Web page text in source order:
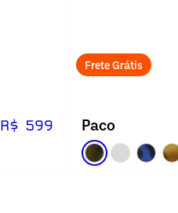
R$ 599
Frete Grátis
Paco